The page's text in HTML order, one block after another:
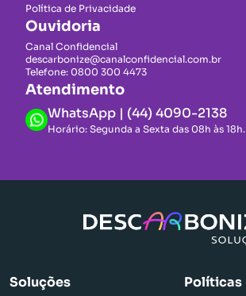
Política de Privacidade
Ouvidoria
Canal Confidencial
descarbonize@canalconfidencial.com.br
Telefone: 0800 300 4473
Atendimento
WhatsApp | (44) 4090-2138
Horário: Segunda a Sexta das 08h às 18h.
Soluções Políticas